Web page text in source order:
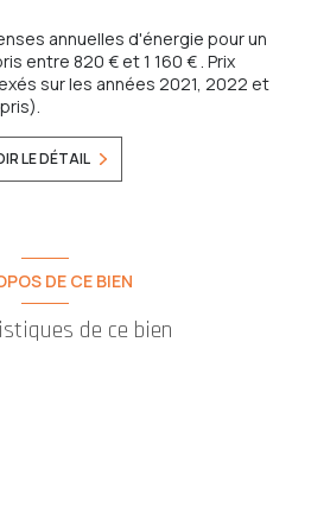
annuelles d'énergie pour un
entre 820 € et 1 160 € . Prix
sur les années 2021, 2022 et
LE DÉTAIL
DE CE BIEN
de ce bien